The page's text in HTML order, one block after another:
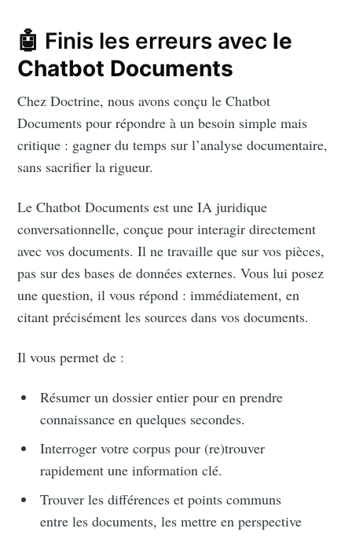
🤖 Finis les erreurs avec le
Chatbot Documents
Chez Doctrine, nous avons conçu le Chatbot
Documents pour répondre à un besoin simple mais
critique : gagner du temps sur l’analyse documentaire,
sans sacrifier la rigueur.
Le Chatbot Documents est une IA juridique
conversationnelle, conçue pour interagir directement
avec vos documents. Il ne travaille que sur vos pièces,
pas sur des bases de données externes. Vous lui posez
une question, il vous répond : immédiatement, en
citant précisément les sources dans vos documents.
Il vous permet de :
Résumer un dossier entier pour en prendre
connaissance en quelques secondes.
Interroger votre corpus pour (re)trouver
rapidement une information clé.
Trouver les différences et points communs
entre les documents, les mettre en perspective